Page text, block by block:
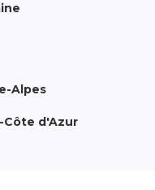
Alpes
Côte d'Azur